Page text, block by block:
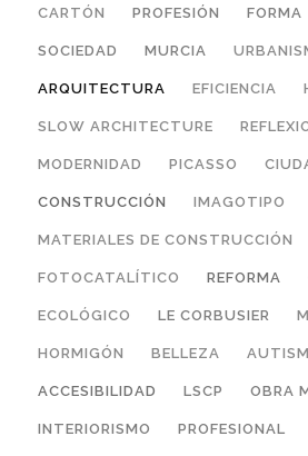
CARTÓN PROFESIÓN FORMA
SOCIEDAD MURCIA
ARQUITECTURA EFICIENCIA
SLOW ARCHITECTURE
MODERNIDAD PICASSO
CONSTRUCCIÓN IMAGOTIPO
MATERIALES DE CONSTRUCCIÓN
FOTOCATALÍTICO REFORMA
ECOLÓGICO LE CORBUSIER
HORMIGÓN BELLEZA AUTISM
ACCESIBILIDAD LSCP OBRA
INTERIORISMO PROFESIONAL